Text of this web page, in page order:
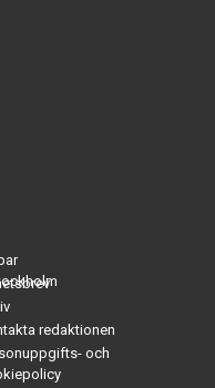
redaktionen
och